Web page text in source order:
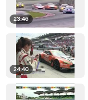
23:46
24:40